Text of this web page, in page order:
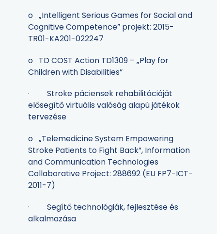
o „Intelligent Serious Games for Social and
Cognitive Competence” projekt: 2015-
TR01-KA201-022247
o TD COST Action TD1309 – „Play for
Children with Disabilities”
· Stroke páciensek rehabilitációját
elősegítő virtuális valóság alapú játékok
tervezése
o „Telemedicine System Empowering
Stroke Patients to Fight Back”, Information
and Communication Technologies
Collaborative Project: 288692 (EU FP7-ICT-
2011-7)
· Segítő technológiák, fejlesztése és
alkalmazása